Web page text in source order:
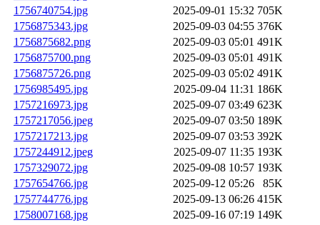
1756740754.jpg
2025-09-01 15:32 705K
1756875343.jpg
2025-09-03 04:55 376K
1756875682.png
2025-09-03 05:01 491K
1756875700.png
2025-09-03 05:01 491K
1756875726.png
2025-09-03 05:02 491K
1756985495.jpg
2025-09-04 11:31 186K
1757216973.jpg
2025-09-07 03:49 623K
1757217056.jpeg
2025-09-07 03:50 189K
1757217213.jpg
2025-09-07 03:53 392K
1757244912.jpeg
2025-09-07 11:35 193K
1757329072.jpg
2025-09-08 10:57 193K
1757654766.jpg
2025-09-12 05:26
85K
1757744776.jpg
2025-09-13 06:26 415K
1758007168.jpg
2025-09-16 07:19 149K